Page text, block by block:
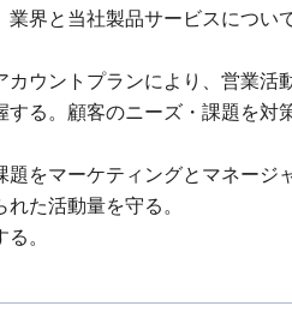
業界と当社製品サービスについ
ウントプランにより、営業活
する。顧客のニーズ・課題を対
をマーケティングとマネージ
た活動量を守る。
。